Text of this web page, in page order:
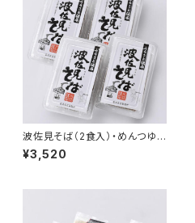
波佐見そば（2食入）・めんつゆ
付 ４個セット
¥3,520